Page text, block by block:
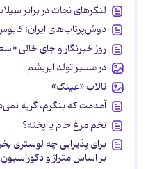
لنگرهای نجات در برابر
دوش‌پرتاب‌های ایران؛
روز خبرنگار و جای خالی
در مسیر تولد ابریشم
تالاب «عینک»
آمدمت که بنگرم، گریه
تخم مرغ خام یا پخته؟
برای پذیرایی چه لوستری
بر اساس متراژ و دکوراسیون